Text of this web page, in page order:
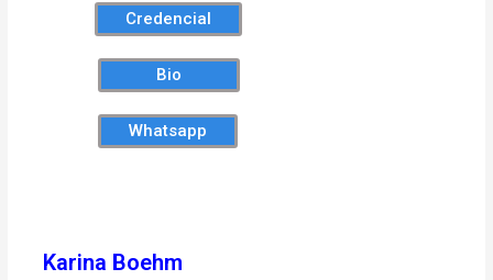
Credencial
Bio
Whatsapp
Karina Boehm